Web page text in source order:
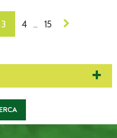
3 4 … 15